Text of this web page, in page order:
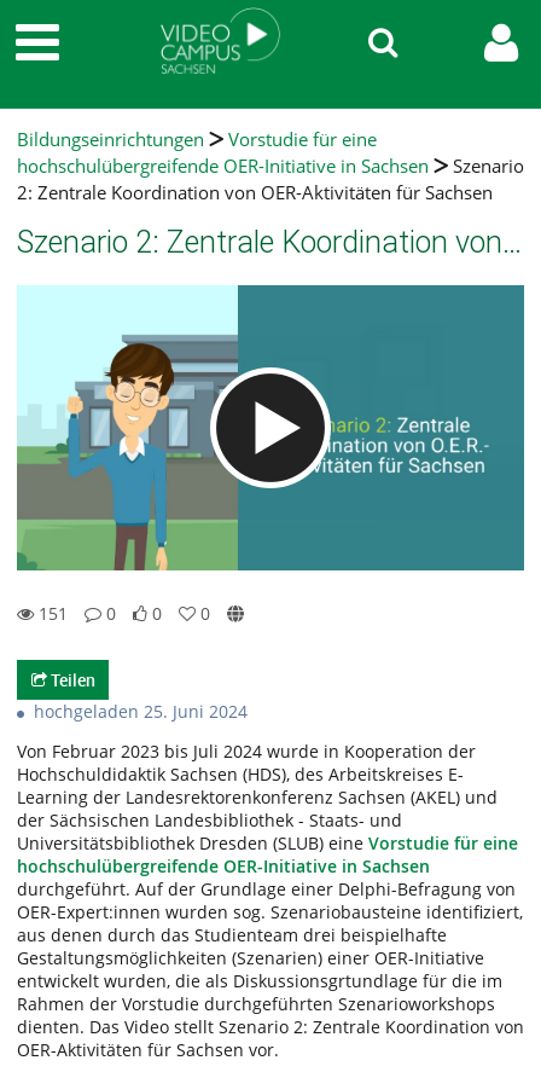
Bildungseinrichtungen
Vorstudie für eine
hochschulübergreifende OER-Initiative in Sachsen
Szenario
2: Zentrale Koordination von OER-Aktivitäten für Sachsen
Szenario 2: Zentrale Koordination von OER-Aktivitäten für Sachsen
151
0
0
0
Teilen
hochgeladen 25. Juni 2024
Von Februar 2023 bis Juli 2024 wurde in Kooperation der
Hochschuldidaktik Sachsen (HDS), des Arbeitskreises E-
Learning der Landesrektorenkonferenz Sachsen (AKEL) und
der Sächsischen Landesbibliothek - Staats- und
Universitätsbibliothek Dresden (SLUB) eine Vorstudie für eine
hochschulübergreifende OER-Initiative in Sachsen
durchgeführt. Auf der Grundlage einer Delphi-Befragung von
OER-Expert:innen wurden sog. Szenariobausteine identifiziert,
aus denen durch das Studienteam drei beispielhafte
Gestaltungsmöglichkeiten (Szenarien) einer OER-Initiative
entwickelt wurden, die als Diskussionsgrtundlage für die im
Rahmen der Vorstudie durchgeführten Szenarioworkshops
dienten. Das Video stellt Szenario 2: Zentrale Koordination von
OER-Aktivitäten für Sachsen vor.